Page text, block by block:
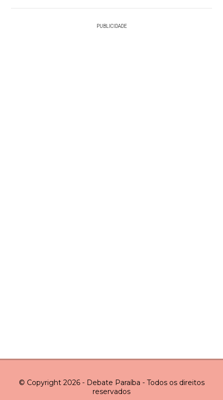
PUBLICIDADE
© Copyright 2026 - Debate Paraíba - Todos os direitos
reservados